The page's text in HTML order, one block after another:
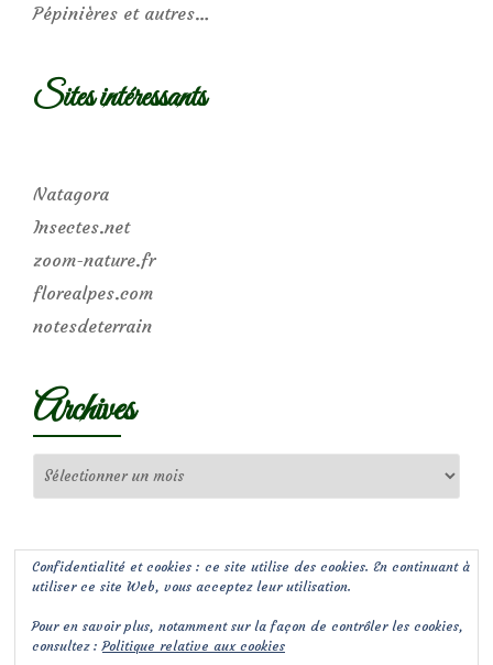
Pépinières et autres…
Sites intéressants
Natagora
Insectes.net
zoom-nature.fr
florealpes.com
notesdeterrain
Archives
Confidentialité et cookies : ce site utilise des cookies. En continuant à
utiliser ce site Web, vous acceptez leur utilisation.
Pour en savoir plus, notamment sur la façon de contrôler les cookies,
consultez :Politique relative aux cookies